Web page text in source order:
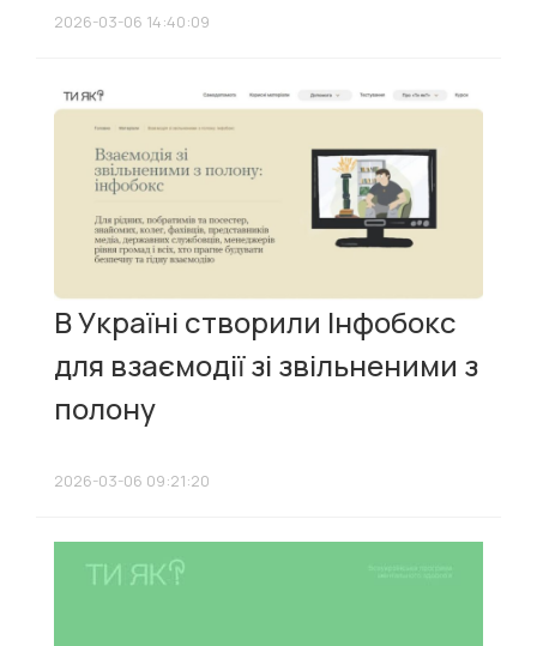
2026-03-06 14:40:09
В Україні створили Інфобокс
для взаємодії зі звільненими з
полону
2026-03-06 09:21:20